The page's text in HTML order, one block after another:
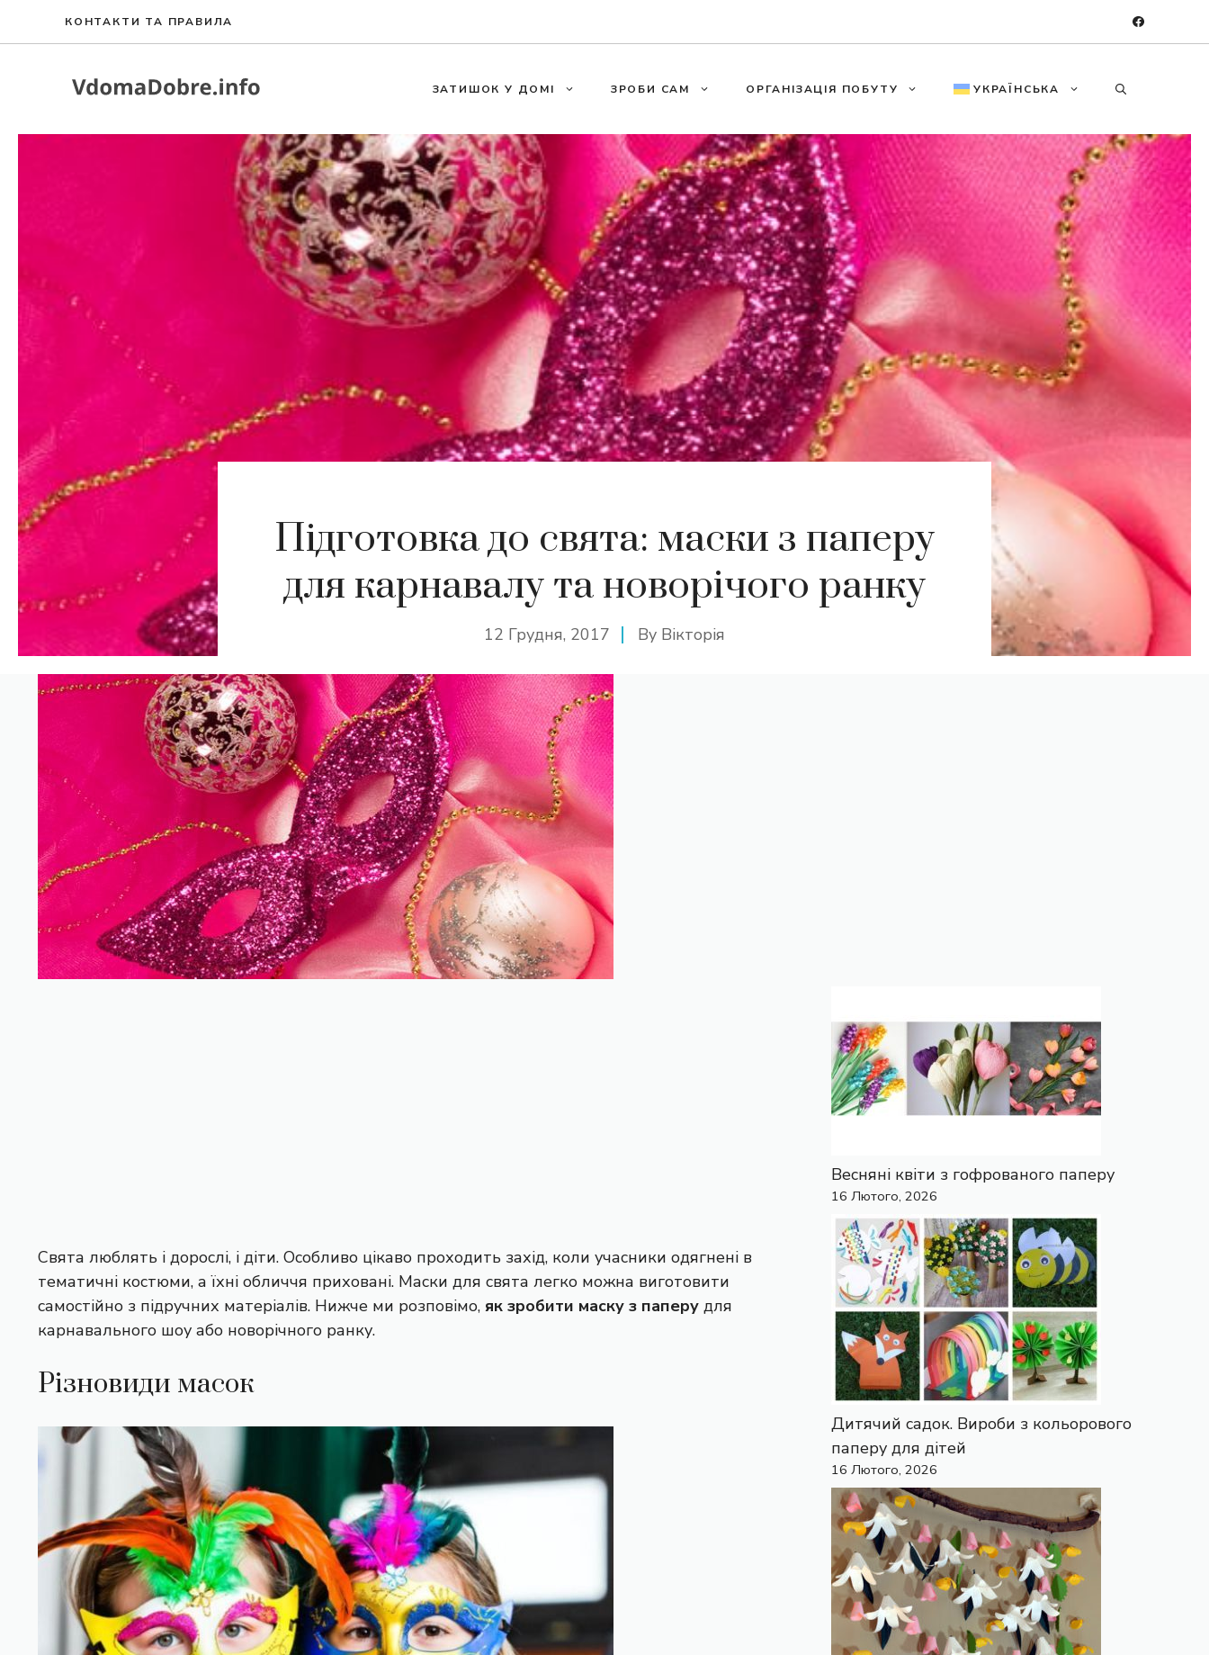
КОНТАКТИ ТА ПРАВИЛА
ЗАТИШОК У ДОМІ ЗРОБИ САМ ОРГАНІЗАЦІЯ ПОБУТУ УКРАЇНСЬКА
Підготовка до свята: маски з паперу
для карнавалу та новорічого ранку
12 Грудня, 2017 By Вікторія
Свята люблять і дорослі, і діти. Особливо цікаво проходить захід, коли учасники одягнені в
тематичні костюми, а їхні обличчя приховані. Маски для свята легко можна виготовити
самостійно з підручних матеріалів. Нижче ми розповімо, як зробити маску з паперу для
карнавального шоу або новорічного ранку.
Різновиди масок
Весняні квіти з гофрованого паперу
16 Лютого, 2026
Дитячий садок. Вироби з кольорового
паперу для дітей
16 Лютого, 2026